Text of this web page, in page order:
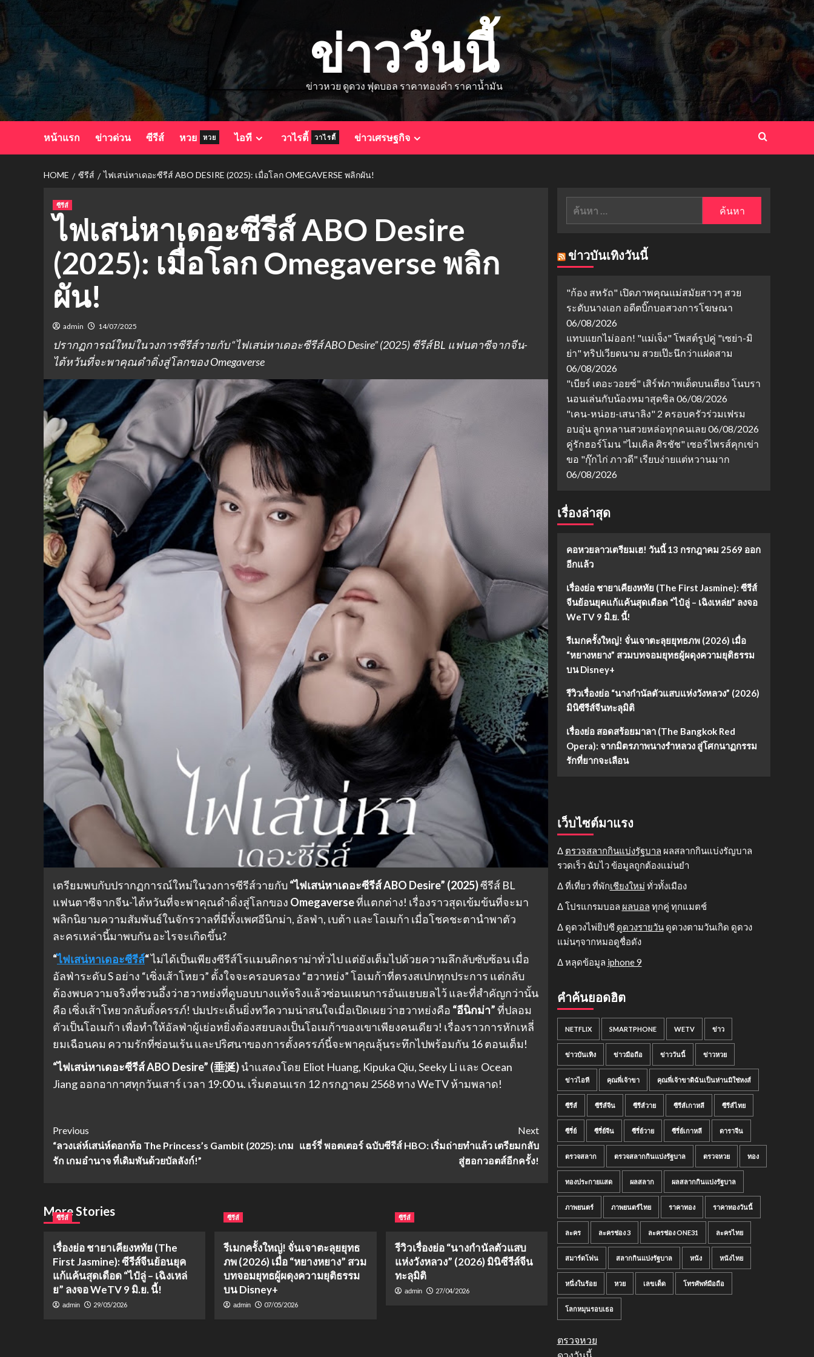
to
content
ข่าววันนี้
ข่าวหวย ดูดวง ฟุตบอล ราคาทองคำ ราคาน้ำมัน
หน้าแรก ข่าวด่วน ซีรีส์ หวย หวย ไอที วาไรตี้ วาไรตี้ ข่าวเศรษฐกิจ
HOME ซีรีส์ ไฟเสน่หาเดอะซีรีส์ ABO DESIRE (2025): เมื่อโลก OMEGAVERSE พลิกผัน!
ซีรีส์
ไฟเสน่หาเดอะซีรีส์ ABO Desire
(2025): เมื่อโลก Omegaverse พลิก
ผัน!
admin 14/07/2025
ปรากฏการณ์ใหม่ในวงการซีรีส์วายกับ “ไฟเสน่หาเดอะซีรีส์ ABO Desire” (2025) ซีรีส์ BL แฟนตาซีจากจีน-
ไต้หวันที่จะพาคุณดำดิ่งสู่โลกของ Omegaverse
เตรียมพบกับปรากฏการณ์ใหม่ในวงการซีรีส์วายกับ“ไฟเสน่หาเดอะซีรีส์ ABO Desire” (2025)ซีรีส์ BL
แฟนตาซีจากจีน-ไต้หวันที่จะพาคุณดำดิ่งสู่โลกของ Omegaverseที่แตกต่าง! เรื่องราวสุดเข้มข้นที่จะมา
พลิกนิยามความสัมพันธ์ในจักรวาลที่มีทั้งเพศอีนิกม่า, อัลฟ่า, เบต้า และโอเมก้า เมื่อโชคชะตานำพาตัว
ละครเหล่านี้มาพบกัน อะไรจะเกิดขึ้น?
“ไฟเสน่หาเดอะซีรีส์“ไม่ได้เป็นเพียงซีรีส์โรแมนติกดราม่าทั่วไป แต่ยังเต็มไปด้วยความลึกลับซับซ้อน เมื่อ
อัลฟ่าระดับ S อย่าง “เซิ่งเส้าโหยว” ตั้งใจจะครอบครอง “ฮวาหย่ง” โอเมก้าที่ตรงสเปกทุกประการ แต่กลับ
ต้องพบความจริงที่ชวนอึ้งว่าฮวาหย่งที่ดูบอบบางแท้จริงแล้วซ่อนแผนการอันแยบยลไว้ และที่สำคัญกว่านั้น
คือ เซิ่งเส้าโหยวกลับตั้งครรภ์! ปมประเด็นยิ่งทวีความน่าสนใจเมื่อเปิดเผยว่าฮวาหย่งคือ “อีนิกม่า”ที่ปลอม
ตัวเป็นโอเมก้า เพื่อทำให้อัลฟ่าผู้เย่อหยิ่งต้องสยบลงเป็นโอเมก้าของเขาเพียงคนเดียว! เรื่องราวการหักเหลี่
ยมเฉือนคม ความรักที่ซ่อนเร้น และปริศนาของการตั้งครรภ์นี้จะพาคุณลุ้นระทึกไปพร้อมกัน 16 ตอนเต็ม!
“ไฟเสน่หาเดอะซีรีส์ ABO Desire” (垂涎)นำแสดงโดย Eliot Huang, Kipuka Qiu, Seeky Li และ Ocean
Jiang ออกอากาศทุกวันเสาร์ เวลา 19:00 น. เริ่มตอนแรก 12 กรกฎาคม 2568 ทาง WeTV ห้ามพลาด!
Post
Navigation
Previous
“ลวงเล่ห์เสน่ห์ดอกท้อ The Princess’s Gambit (2025): เกม
รัก เกมอำนาจ ที่เดิมพันด้วยบัลลังก์!”
Next
แฮร์รี่ พอตเตอร์ ฉบับซีรีส์ HBO: เริ่มถ่ายทำแล้ว เตรียมกลับ
สู่ฮอกวอตส์อีกครั้ง!
More Stories
ซีรีส์
เรื่องย่อ ชายาเคียงหทัย (The
First Jasmine): ซีรีส์จีนย้อนยุค
แก้แค้นสุดเดือด “ไป๋ลู่ – เฉิงเหล่
ย” ลงจอ WeTV 9 มิ.ย. นี้!
admin 29/05/2026
ซีรีส์
รีเมกครั้งใหญ่! จั่นเจาตะลุยยุทธ
ภพ (2026) เมื่อ “หยางหยาง” สวม
บทจอมยุทธผู้ผดุงความยุติธรรม
บน Disney+
admin 07/05/2026
ซีรีส์
รีวิวเรื่องย่อ “นางกำนัลตัวแสบ
แห่งวังหลวง” (2026) มินิซีรีส์จีน
ทะลุมิติ
admin 27/04/2026
ค้นหา
ข่าวบันเทิงวันนี้
"ก้อง สหรัถ" เปิดภาพคุณแม่สมัยสาวๆ สวย
ระดับนางเอก อดีตบิ๊กบอสวงการโฆษณา
06/08/2026
แทบแยกไม่ออก! "แม่เจ็ง" โพสต์รูปคู่ "เซย่า-มิ
ย่า" ทริปเวียดนาม สวยเป๊ะนึกว่าแฝดสาม
06/08/2026
"เบียร์ เดอะวอยซ์" เสิร์ฟภาพเด็ดบนเตียง โนบรา
นอนเล่นกับน้องหมาสุดชิล 06/08/2026
"เคน-หน่อย-เสนาลิง" 2 ครอบครัวร่วมเฟรม
อบอุ่น ลูกหลานสวยหล่อทุกคนเลย 06/08/2026
คู่รักฮอร์โมน "ไมเคิล ศิรชัช" เซอร์ไพรส์คุกเข่า
ขอ "กุ๊กไก่ ภาวดี" เรียบง่ายแต่หวานมาก
06/08/2026
เรื่องล่าสุด
คอหวยลาวเตรียมเฮ! วันนี้ 13 กรกฎาคม 2569 ออก
อีกแล้ว
เรื่องย่อ ชายาเคียงหทัย (The First Jasmine): ซีรีส์
จีนย้อนยุคแก้แค้นสุดเดือด “ไป๋ลู่ – เฉิงเหล่ย” ลงจอ
WeTV 9 มิ.ย. นี้!
รีเมกครั้งใหญ่! จั่นเจาตะลุยยุทธภพ (2026) เมื่อ
“หยางหยาง” สวมบทจอมยุทธผู้ผดุงความยุติธรรม
บน Disney+
รีวิวเรื่องย่อ “นางกำนัลตัวแสบแห่งวังหลวง” (2026)
มินิซีรีส์จีนทะลุมิติ
เรื่องย่อ สอดสร้อยมาลา (The Bangkok Red
Opera): จากมิตรภาพนางรำหลวง สู่โศกนาฏกรรม
รักที่ยากจะเลือน
เว็บไซต์มาแรง
Δ ตรวจสลากกินแบ่งรัฐบาล ผลสลากกินแบ่งรัญบาล
รวดเร็ว ฉับไว ข้อมูลถูกต้องแม่นยำ
Δ ที่เที่ยว ที่พักเชียงใหม่ ทั่วทั้งเมือง
Δ โปรแกรมบอล ผลบอล ทุกคู่ ทุกแมตช์
Δ ดูดวงไพ่ยิปซี ดูดวงรายวันดูดวงตามวันเกิด ดูดวง
แม่นๆจากหมอดูชื่อดัง
Δ หลุดข้อมูล iphone 9
คำค้นยอดฮิต
NETFLIX SMARTPHONE WETV ข่าว
ข่าวบันเทิง ข่าวมือถือ ข่าววันนี้ ข่าวหวย
ข่าวไอที คุณพี่เจ้าขา คุณพี่เจ้าขาดิฉันเป็นห่านมิใช่หงส์
ซีรีส์ ซีรีส์จีน ซีรีส์วาย ซีรีส์เกาหลี ซีรีส์ไทย
ซีรี่ย์ ซีรี่ย์จีน ซีรี่ย์วาย ซีรี่ย์เกาหลี ดาราจีน
ตรวจสลาก ตรวจสลากกินแบ่งรัฐบาล ตรวจหวย ทอง
ทองประกายแสด ผลสลาก ผลสลากกินแบ่งรัฐบาล
ภาพยนตร์ ภาพยนตร์ไทย ราคาทอง ราคาทองวันนี้
ละคร ละครช่อง 3 ละครช่อง ONE31 ละครไทย
สมาร์ตโฟน สลากกินแบ่งรัฐบาล หนัง หนังไทย
หนึ่งในร้อย หวย เลขเด็ด โทรศัพท์มือถือ
โลกหมุนรอบเธอ
ตรวจหวย